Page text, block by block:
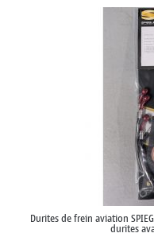
Durites de frein aviation
durites